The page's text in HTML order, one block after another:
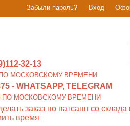
Забыли пароль? Вход
32-13
ПО МОСКОВСКОМУ ВРЕМЕНИ
- WHATSAPP, TELEGRAM
ПО МОСКОВСКОМУ ВРЕМЕНИ
заказ по ватсапп со склада
время